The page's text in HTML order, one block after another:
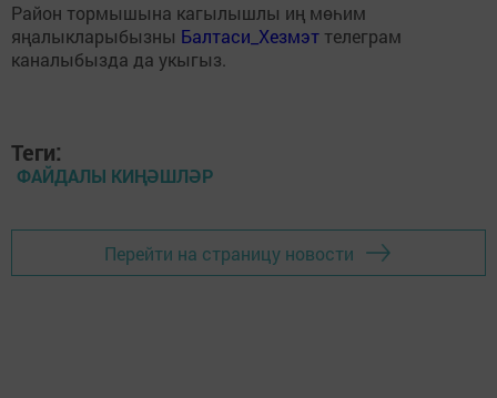
Район тормышына кагылышлы иң мөһим
яңалыкларыбызны Балтаси_Хезмэт телеграм
каналыбызда да укыгыз.
Теги:
ФАЙДАЛЫ КИҢӘШЛӘР
Перейти на страницу новости